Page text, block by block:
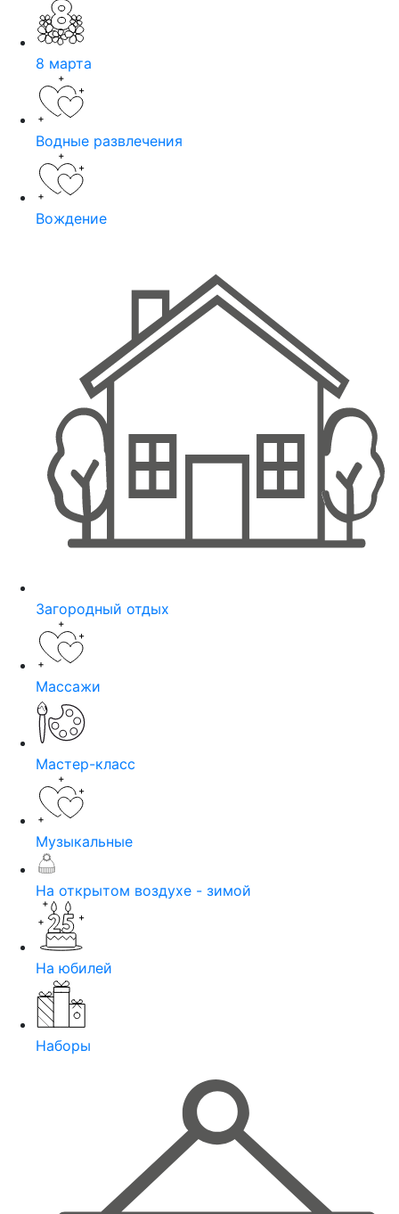
8 марта
Водные развлечения
Вождение
Загородный отдых
Массажи
Мастер-класс
Музыкальные
На открытом воздухе - зимой
На юбилей
Наборы